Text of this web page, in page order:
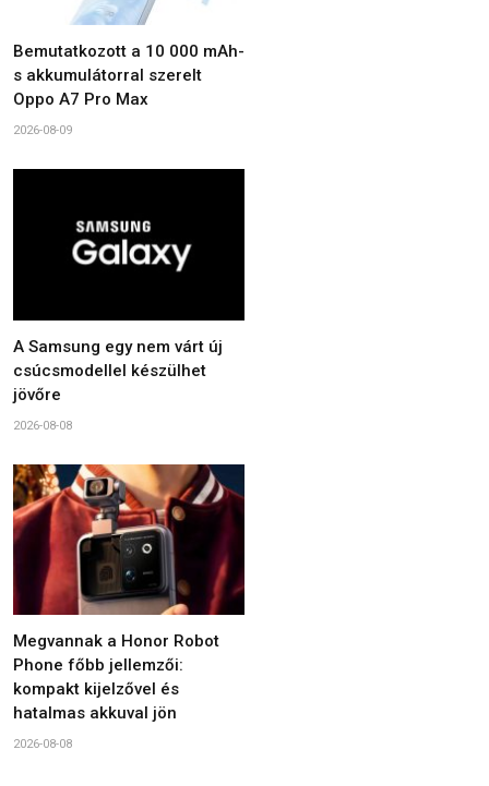
Bemutatkozott a 10 000 mAh-
s akkumulátorral szerelt
Oppo A7 Pro Max
2026-08-09
A Samsung egy nem várt új
csúcsmodellel készülhet
jövőre
2026-08-08
Megvannak a Honor Robot
Phone főbb jellemzői:
kompakt kijelzővel és
hatalmas akkuval jön
2026-08-08